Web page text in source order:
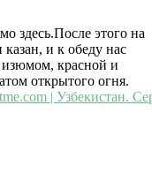
здесь.После этого на
казан, и к обеду нас
красной и
открытого огня.